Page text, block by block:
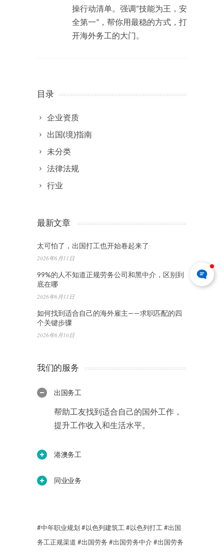
操行动清单。强调“技能为王，安
全第一”，帮你用最稳的方式，打
开海外务工的大门。
目录
企业资质
出国(境)指南
未分类
法律法规
行业
最新文章
太可怕了，出国打工也开始卷起来了
2026年6月11日
99%的人不知道正规劳务公司和黑中介，区别到
底在哪
2026年6月11日
如何找到适合自己的海外雇主——求职匹配的四
个关键步骤
2026年6月10日
我们的服务
出国务工
帮助工友找到适合自己的国外工作，
提升工作收入和生活水平。
港澳务工
同业业务
#中年职业规划 #以色列建筑工 #以色列打工 #出国
务工正规渠道 #出国劳务 #出国劳务中介 #出国劳务